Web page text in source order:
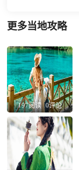
更多当地攻略
197阅读 0评论